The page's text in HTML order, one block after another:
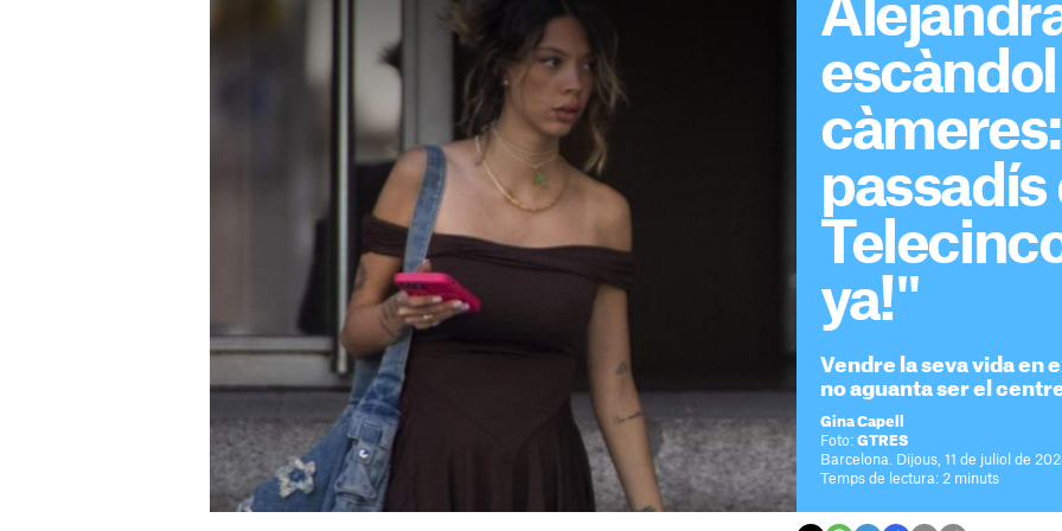
passadís
ya!"
Vendre la seva vida en
no aguanta ser el
Gina Capell
Foto: GTRES
Barcelona. Dijous, 11 de juliol de
Temps de lectura: 2 minuts